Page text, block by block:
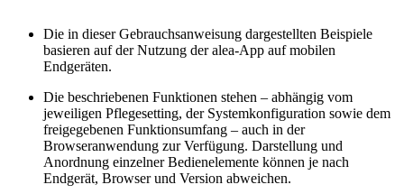
Die in dieser Gebrauchsanweisung dargestellten Beispiele
basieren auf der Nutzung der alea-App auf mobilen
Endgeräten.
Die beschriebenen Funktionen stehen – abhängig vom
jeweiligen Pflegesetting, der Systemkonfiguration sowie dem
freigegebenen Funktionsumfang – auch in der
Browseranwendung zur Verfügung. Darstellung und
Anordnung einzelner Bedienelemente können je nach
Endgerät, Browser und Version abweichen.